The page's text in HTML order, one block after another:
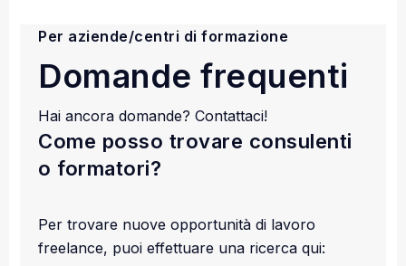
Per aziende/centri di formazione
Domande frequenti
Hai ancora domande? Contattaci!
Come posso trovare consulenti
o formatori?
Per trovare nuove opportunità di lavoro
freelance, puoi effettuare una ricerca qui: